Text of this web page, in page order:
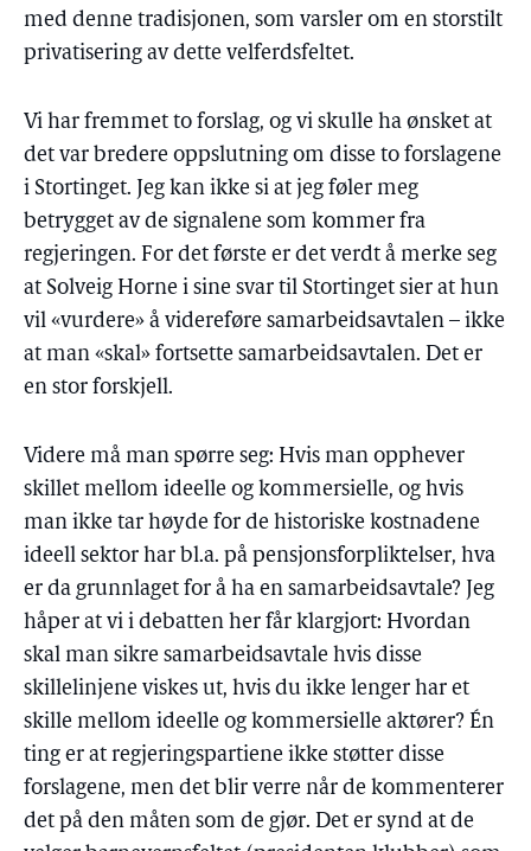
med denne tradisjonen, som varsler om en storstilt
privatisering av dette velferdsfeltet.
Vi har fremmet to forslag, og vi skulle ha ønsket at
det var bredere oppslutning om disse to forslagene
i Stortinget. Jeg kan ikke si at jeg føler meg
betrygget av de signalene som kommer fra
regjeringen. For det første er det verdt å merke seg
at Solveig Horne i sine svar til Stortinget sier at hun
vil «vurdere» å videreføre samarbeidsavtalen – ikke
at man «skal» fortsette samarbeidsavtalen. Det er
en stor forskjell.
Videre må man spørre seg: Hvis man opphever
skillet mellom ideelle og kommersielle, og hvis
man ikke tar høyde for de historiske kostnadene
ideell sektor har bl.a. på pensjonsforpliktelser, hva
er da grunnlaget for å ha en samarbeidsavtale? Jeg
håper at vi i debatten her får klargjort: Hvordan
skal man sikre samarbeidsavtale hvis disse
skillelinjene viskes ut, hvis du ikke lenger har et
skille mellom ideelle og kommersielle aktører? Én
ting er at regjeringspartiene ikke støtter disse
forslagene, men det blir verre når de kommenterer
det på den måten som de gjør. Det er synd at de